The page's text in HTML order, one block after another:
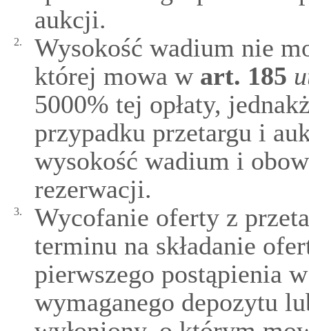
aukcji.
2.
Wysokość wadium nie
której mowa wart. 185
5000% tej opłaty,
przypadku przetargu i
wysokość wadium i
rezerwacji.
3.
Wycofanie oferty z
terminu na składanie
pierwszego postąpienia
wymaganego depozytu